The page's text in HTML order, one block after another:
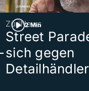
2 Min
ZüriNews
Street
sich gegen